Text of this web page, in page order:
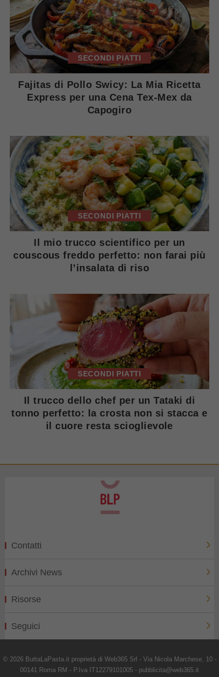
SECONDI PIATTI
Fajitas di Pollo Swicy: La Mia Ricetta
Express per una Cena Tex-Mex da
Capogiro
SECONDI PIATTI
Il mio trucco scientifico per un
couscous freddo perfetto: non farai più
l’insalata di riso
SECONDI PIATTI
Il trucco dello chef per un Tataki di
tonno perfetto: la crosta non si stacca e
il cuore resta scioglievole
Contatti
Archivi News
Risorse
Seguici
© 2026 ButtaLaPasta.it proprietà di Web365 Srl - Via Nicola Marchese, 10 -
00141 Roma RM - P.Iva IT12279101005 - pubblicita@web365.it